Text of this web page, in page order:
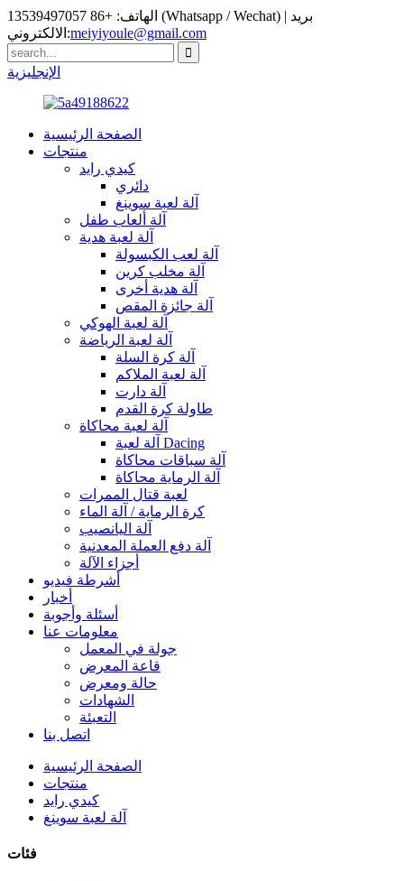
الهاتف: +86 13539497057 (Whatsapp / Wechat) | بريد
الالكتروني:meiyiyoule@gmail.com
الإنجليزية
الصفحة الرئيسية
منتجات
كيدي رايد
دائري
آلة لعبة سوينغ
آلة ألعاب طفل
آلة لعبة هدية
آلة لعب الكبسولة
آلة مخلب كرين
آلة هدية أخرى
آلة جائزة المقص
آلة لعبة الهوكي
آلة لعبة الرياضة
آلة كرة السلة
آلة لعبة الملاكم
آلة دارت
طاولة كرة القدم
آلة لعبة محاكاة
آلة لعبة Dacing
آلة سباقات محاكاة
آلة الرماية محاكاة
لعبة قتال الممرات
كرة الرماية / آلة الماء
آلة اليانصيب
آلة دفع العملة المعدنية
أجزاء الآلة
أشرطة فيديو
أخبار
أسئلة وأجوبة
معلومات عنا
جولة في المعمل
قاعة المعرض
حالة ومعرض
الشهادات
التعبئة
اتصل بنا
الصفحة الرئيسية
منتجات
كيدي رايد
آلة لعبة سوينغ
فئات